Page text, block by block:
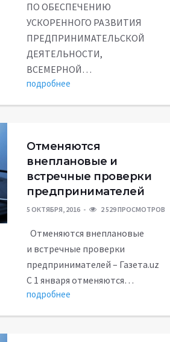
ПО ОБЕСПЕЧЕНИЮ
УСКОРЕННОГО РАЗВИТИЯ
ПРЕДПРИНИМАТЕЛЬСКОЙ
ДЕЯТЕЛЬНОСТИ,
ВСЕМЕРНОЙ…
подробнее
Отменяются
внеплановые и
встречные проверки
предпринимателей
5 ОКТЯБРЯ, 2016 2 529 ПРОСМОТРОВ
Отменяются внеплановые
и встречные проверки
предпринимателей – Газета.uz
С 1 января отменяются…
подробнее